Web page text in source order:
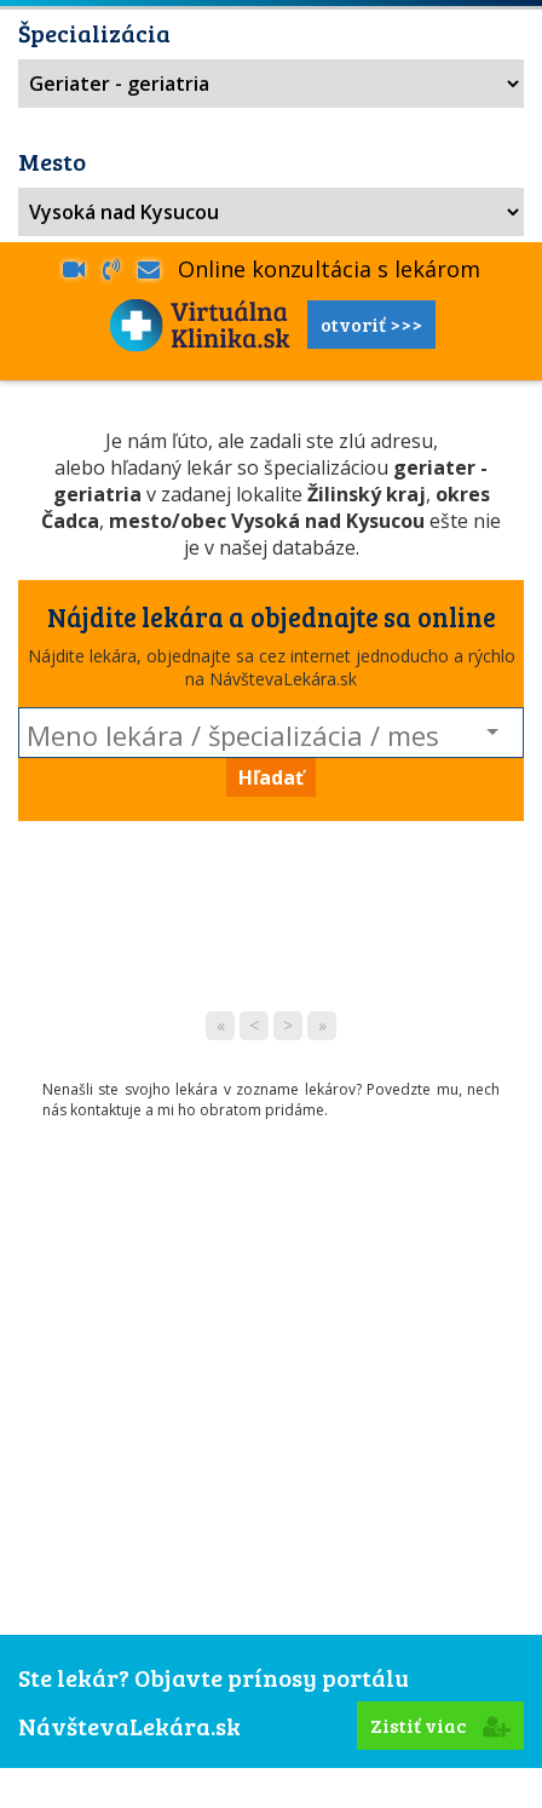
Špecializácia
Mesto
Online konzultácia s lekárom
otvoriť >>>
Je nám ľúto, ale zadali ste zlú adresu,
alebo hľadaný lekár so špecializáciou geriater -
geriatria v zadanej lokalite Žilinský kraj, okres
Čadca, mesto/obec Vysoká nad Kysucou ešte nie
je v našej databáze.
Nájdite lekára a objednajte sa online
Nájdite lekára, objednajte sa cez internet jednoducho a rýchlo
na NávštevaLekára.sk
Hľadať
« < > »
Nenašli ste svojho lekára v zozname lekárov? Povedzte mu, nech
nás kontaktuje a mi ho obratom pridáme.
Ste lekár? Objavte prínosy portálu
NávštevaLekára.sk
Zistiť viac